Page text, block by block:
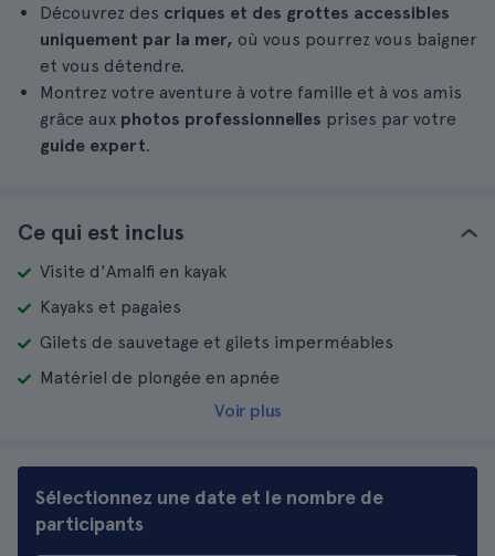
Découvrez des criques et des grottes accessibles
uniquement par la mer, où vous pourrez vous baigner
et vous détendre.
Montrez votre aventure à votre famille et à vos amis
grâce aux photos professionnelles prises par votre
guide expert.
Ce qui est inclus
Visite d'Amalfi en kayak
Kayaks et pagaies
Gilets de sauvetage et gilets imperméables
Matériel de plongée en apnée
Voir plus
Sélectionnez une date et le nombre de
participants